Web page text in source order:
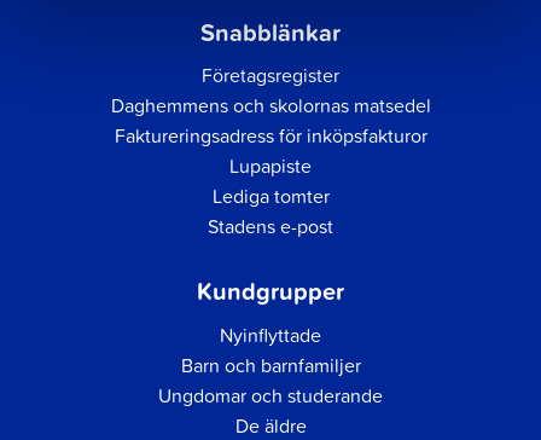
Snabblänkar
Företagsregister
Daghemmens och skolornas matsedel
Faktureringsadress för inköpsfakturor
Lupapiste
Lediga tomter
Stadens e-post
Kundgrupper
Nyinflyttade
Barn och barnfamiljer
Ungdomar och studerande
De äldre